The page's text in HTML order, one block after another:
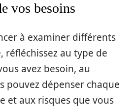
vos besoins
à examiner différents
réfléchissez au type de
avez besoin, au
pouvez dépenser chaque
et aux risques que vous